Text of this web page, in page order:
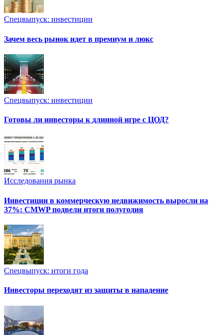
Спецвыпуск: инвестиции
Зачем весь рынок идет в премиум и люкс
Спецвыпуск: инвестиции
Готовы ли инвесторы к длинной игре с ЦОД?
Исследования рынка
Инвестиции в коммерческую недвижимость выросли на
37%: CMWP подвели итоги полугодия
Спецвыпуск: итоги года
Инвесторы переходят из защиты в нападение